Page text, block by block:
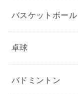
バスケットボール
卓球
バドミントン